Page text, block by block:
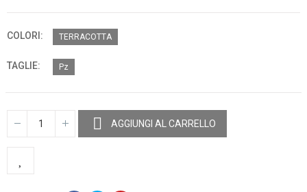
COLORI TERRACOTTA
TAGLIE Pz
AGGIUNGI AL CARRELLO